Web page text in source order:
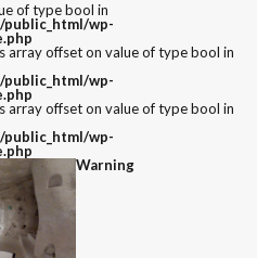
of type bool in
wp-
array offset on value of type bool in
wp-
array offset on value of type bool in
wp-
Warning